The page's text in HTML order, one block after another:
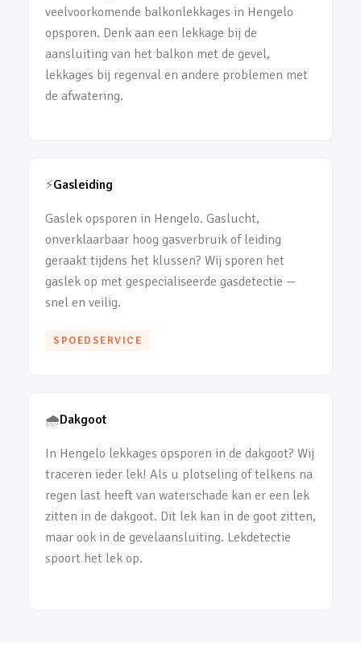
veelvoorkomende balkonlekkages in Hengelo
opsporen. Denk aan een lekkage bij de
aansluiting van het balkon met de gevel,
lekkages bij regenval en andere problemen met
de afwatering.
⚡Gasleiding
Gaslek opsporen in Hengelo. Gaslucht,
onverklaarbaar hoog gasverbruik of leiding
geraakt tijdens het klussen? Wij sporen het
gaslek op met gespecialiseerde gasdetectie —
snel en veilig.
SPOEDSERVICE
🌧️Dakgoot
In Hengelo lekkages opsporen in de dakgoot? Wij
traceren ieder lek! Als u plotseling of telkens na
regen last heeft van waterschade kan er een lek
zitten in de dakgoot. Dit lek kan in de goot zitten,
maar ook in de gevelaansluiting. Lekdetectie
spoort het lek op.